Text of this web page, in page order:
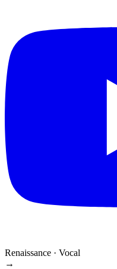
Renaissance · Vocal
→